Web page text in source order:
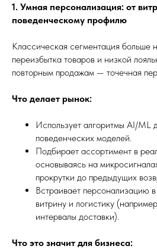
1. Умная персонализация: от
поведенческому профилю
Классическая сегментация больше
переизбытка товаров и низкой
повторным продажам — точечная
Что делает рынок:
Использует алгоритмы AI/ML
поведенческих моделей.
Подбирает ассортимент в
основываясь на
прокрутки до предыдущих
Встраивает персонализацию
витрину и логистику
интервалы доставки).
Что это значит для бизнеса: